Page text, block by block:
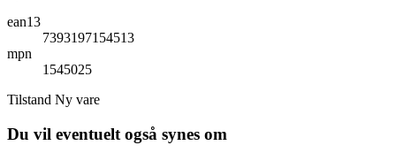
ean13
7393197154513
mpn
1545025
Tilstand Ny vare
Du vil eventuelt også synes om